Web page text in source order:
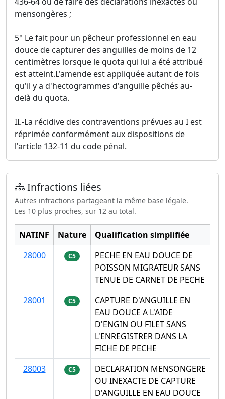
mensongères ;
5° Le fait pour un pêcheur professionnel en eau
douce de capturer des anguilles de moins de 12
centimètres lorsque le quota qui lui a été attribué
est atteint.L'amende est appliquée autant de fois
qu'il y a d'hectogrammes d'anguille pêchés au-
delà du quota.
II.-La récidive des contraventions prévues au I est
réprimée conformément aux dispositions de
l'article 132-11 du code pénal.
Infractions liées
Autres infractions partageant la même base légale.
Les 10 plus proches, sur 12 au total.
NATINF Nature
Qualification simplifiée
28000
C5
PECHE EN EAU DOUCE DE
POISSON MIGRATEUR SANS
TENUE DE CARNET DE PECHE
28001
C5
CAPTURE D'ANGUILLE EN
EAU DOUCE A L'AIDE
D'ENGIN OU FILET SANS
L'ENREGISTRER DANS LA
FICHE DE PECHE
28003
C5
DECLARATION MENSONGERE
OU INEXACTE DE CAPTURE
D'ANGUILLE EN EAU DOUCE